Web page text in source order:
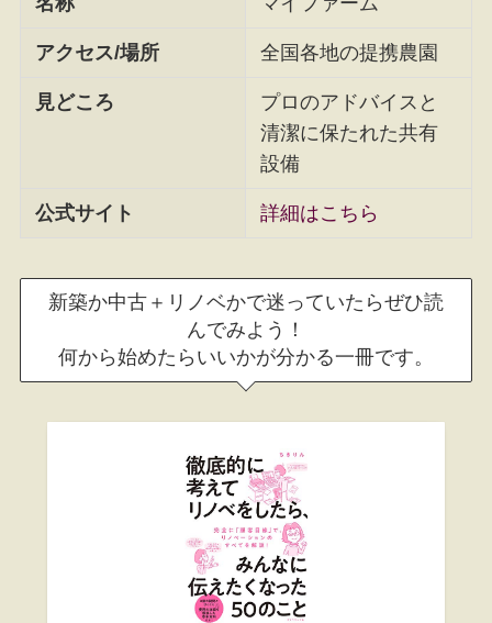
アクセス/場所 全国各地の提携農園
見どころ
プロのアドバイスと
清潔に保たれた共有
設備
公式サイト 詳細はこちら
新築か中古＋リノベかで迷っていたらぜひ読
んでみよう！
何から始めたらいいかが分かる一冊です。